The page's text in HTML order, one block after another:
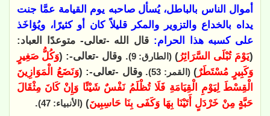
أموال الناس بالباطل، يُسأل صاحبه يوم القيامة عمَّا جنت
يداه بالخداع والتزوير والمكر قليلاً كان أو كثيرًا، ويُؤاخَذ
على كسبه هذا الحرام: قال الله -تعالى- متوعدًا العباد:
(يَوْمَ تُبْلَى السَّرَائِرُ)(الطارق: 9) . وقال -تعالى-: (وَكُلُّ صَغِيرٍ
وَكَبِيرٍ مُسْتَطَرٌ)(القمر: 53) . وقال -تعالى-: (وَنَضَعُ الْمَوَازِينَ
الْقِسْطَ لِيَوْمِ الْقِيَامَةِ فَلَا تُظْلَمُ نَفْسٌ شَيْئًا وَإِنْ كَانَ مِثْقَالَ
حَبَّةٍ مِنْ خَرْدَلٍ أَتَيْنَا بِهَا وَكَفَى بِنَا حَاسِبِينَ) (الأنبياء: 47)
.